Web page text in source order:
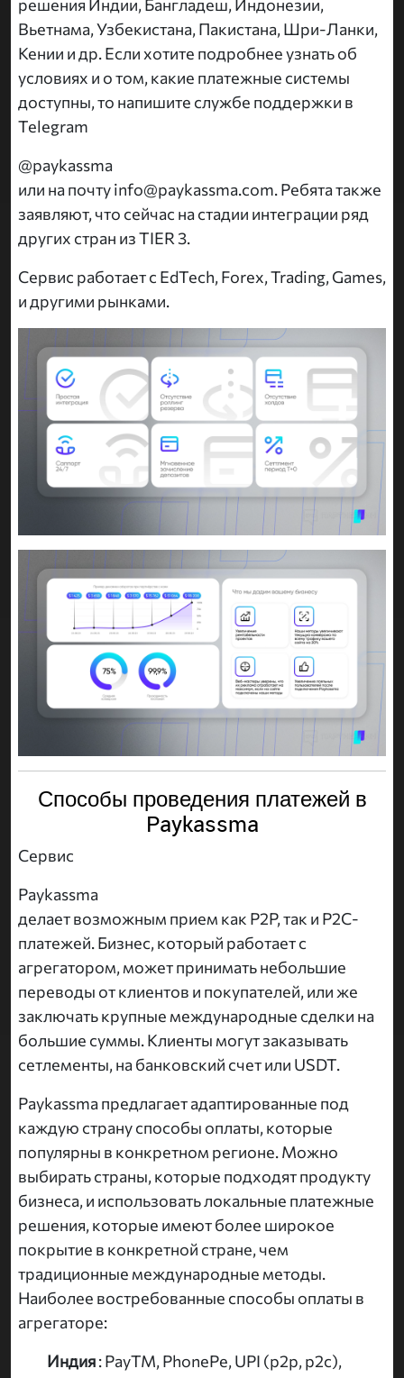
решения Индии, Бангладеш, Индонезии,
Вьетнама, Узбекистана, Пакистана, Шри-Ланки,
Кении и др. Если хотите подробнее узнать об
условиях и о том, какие платежные системы
доступны, то напишите службе поддержки в
Telegram
@paykassma
или на почту info@paykassma.com. Ребята также
заявляют, что сейчас на стадии интеграции ряд
других стран из TIER 3.
Сервис работает с EdTech, Forex, Trading, Games,
и другими рынками.
Способы проведения платежей в
Paykassma
Сервис
Paykassma
делает возможным прием как P2P, так и P2C-
платежей. Бизнес, который работает с
агрегатором, может принимать небольшие
переводы от клиентов и покупателей, или же
заключать крупные международные сделки на
большие суммы. Клиенты могут заказывать
сетлементы, на банковский счет или USDT.
Paykassma предлагает адаптированные под
каждую страну способы оплаты, которые
популярны в конкретном регионе. Можно
выбирать страны, которые подходят продукту
бизнеса, и использовать локальные платежные
решения, которые имеют более широкое
покрытие в конкретной стране, чем
традиционные международные методы.
Наиболее востребованные способы оплаты в
агрегаторе:
Индия: PayTM, PhonePe, UPI (p2p, p2c),